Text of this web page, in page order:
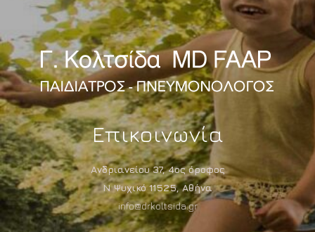
Επικοινωνία
Ανδριανείου 37, 4ος όροφος
Ν Ψυχικό 11525, Αθήνα
info@drkoltsida.gr